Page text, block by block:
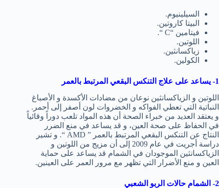
السيلينيوم.
البيتا كاروتين.
فيتامين “C “.
اللوتين.
زياكسانثين.
الكولين.
1- يساعد على علاج التنكس البقعي المرتبط بالعمر
اللوتين و الزياكسانثين نوعان من مضادات الأكسدة و الأصباغ
النباتية التي تعطي الفواكه و الخضروات لون أصفر إلى أحمر.
و يعتقد العديد من خبراء الصحة أن هذه المواد تلعب دوراً وقائياً
في الحفاظ على صحة العين، و قد يساعد في منع الضرر
النتاج عن التنكس البقعي المرتبط بالعمر ” AMD “. و تشير
دراسة أجريت في عام 2009 إلى أن مزيج من اللوتين و
الزياكسانثين الموجودان في الشمام قد يساعد على حماية
العين و منع الأضرار التي تظهر مع مرور العمر على العينين.
2- الشمام حالات الربو الشعبي